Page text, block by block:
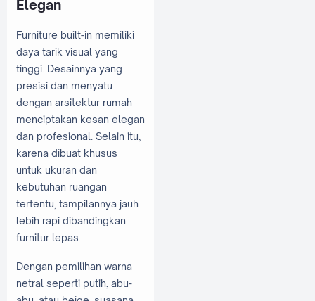
Elegan
Furniture built-in memiliki
daya tarik visual yang
tinggi. Desainnya yang
presisi dan menyatu
dengan arsitektur rumah
menciptakan kesan elegan
dan profesional. Selain itu,
karena dibuat khusus
untuk ukuran dan
kebutuhan ruangan
tertentu, tampilannya jauh
lebih rapi dibandingkan
furnitur lepas.
Dengan pemilihan warna
netral seperti putih, abu-